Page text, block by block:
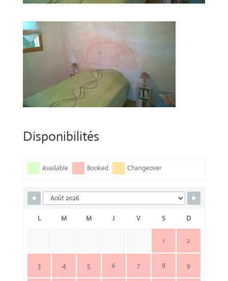
Disponibilités
Available Booked Changeover
L M M J V S D
1 2
3 4 5 6 7 8 9